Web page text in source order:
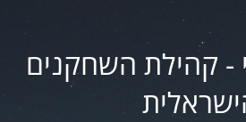
- קהילת השחקנים